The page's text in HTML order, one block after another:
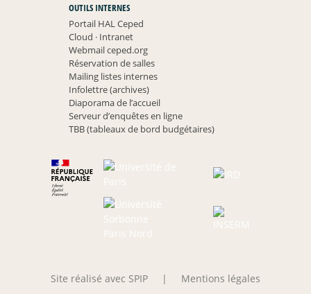
OUTILS INTERNES
Portail HAL Ceped
Cloud ·Intranet
Webmail ceped.org
Réservation de salles
Mailing listes internes
Infolettre (archives)
Diaporama de l’accueil
Serveur d’enquêtes en ligne
TBB (tableaux de bord budgétaires)
Site réalisé avec SPIP | Mentions légales